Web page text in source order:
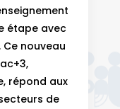
étape avec
nouveau
répond aux
de